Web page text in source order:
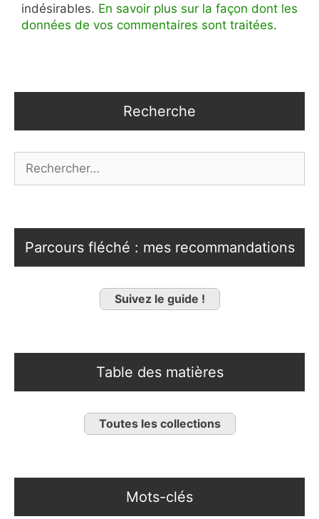
indésirables. En savoir plus sur la façon dont les
données de vos commentaires sont traitées.
Recherche
Parcours fléché : mes recommandations
Suivez le guide !
Table des matières
Toutes les collections
Mots-clés